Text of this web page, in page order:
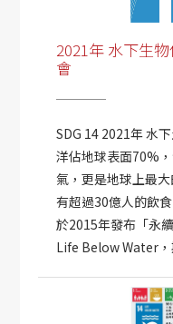
2021年 水下生
會
SDG 14 2021年 水
洋佔地球表面70%
氣，更是地球上最
有超過30億人的飲
於2015年發布「永
Life Below Water